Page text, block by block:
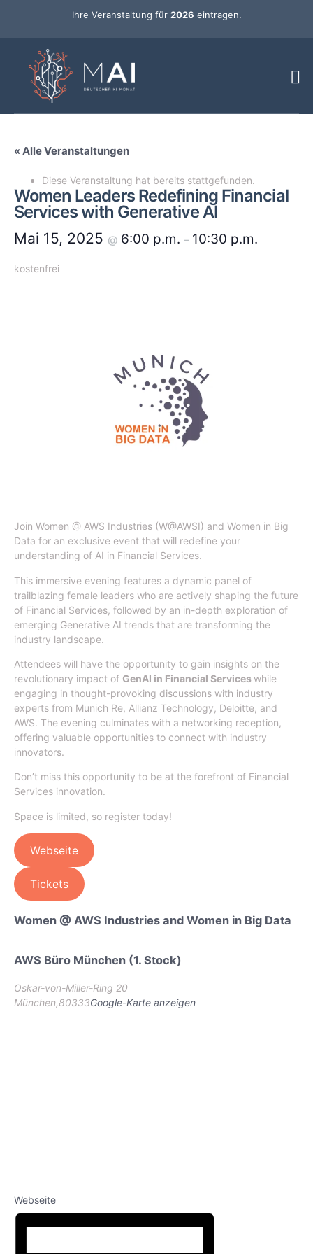
Ihre Veranstaltung für 2026 eintragen.
« Alle Veranstaltungen
Diese Veranstaltung hat bereits stattgefunden.
Women Leaders Redefining Financial
Services with Generative AI
Mai 15, 2025 @ 6:00 p.m. – 10:30 p.m.
kostenfrei
​Join Women @ AWS Industries (W@AWSI) and Women in Big
Data for an exclusive event that will redefine your
understanding of AI in Financial Services.
This immersive evening features a dynamic panel of
trailblazing female leaders who are actively shaping the future
of Financial Services, followed by an in-depth exploration of
emerging Generative AI trends that are transforming the
industry landscape.
Attendees will have the opportunity to gain insights on the
revolutionary impact of GenAI in Financial Serviceswhile
engaging in thought-provoking discussions with industry
experts from Munich Re, Allianz Technology, Deloitte, and
AWS. The evening culminates with a networking reception,
offering valuable opportunities to connect with industry
innovators.
Don’t miss this opportunity to be at the forefront of Financial
Services innovation.
Space is limited, so register today!
Webseite
Tickets
Women @ AWS Industries and Women in Big Data
AWS Büro München (1. Stock)
Oskar-von-Miller-Ring 20
München,80333Google-Karte anzeigen
Webseite